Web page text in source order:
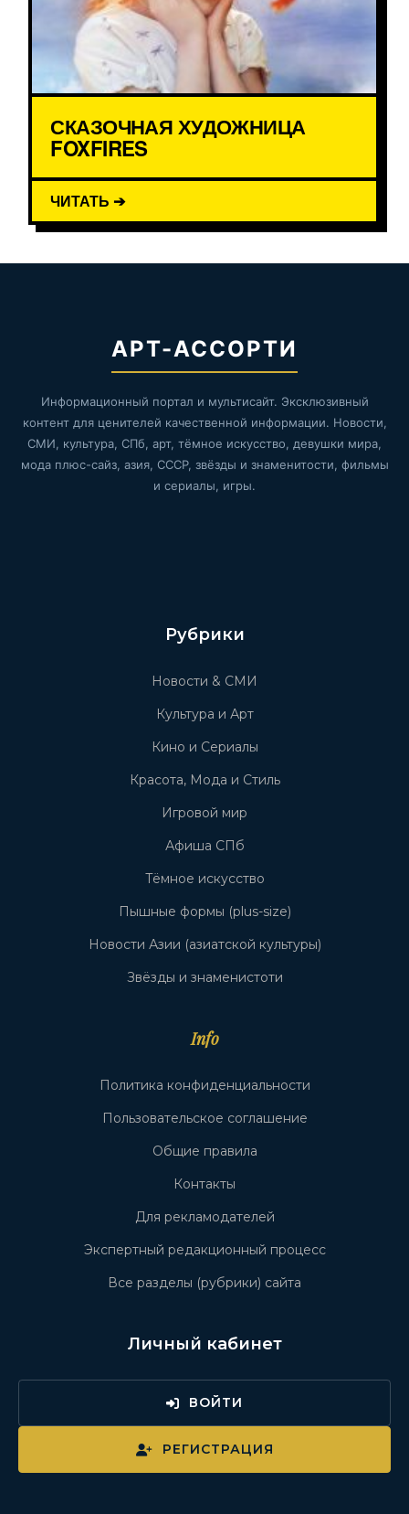
СКАЗОЧНАЯ ХУДОЖНИЦА
FOXFIRES
ЧИТАТЬ ➔
АРТ-АССОРТИ
Информационный портал и мультисайт. Эксклюзивный
контент для ценителей качественной информации. Новости,
СМИ, культура, СПб, арт, тёмное искусство, девушки мира,
мода плюс-сайз, азия, СССР, звёзды и знаменитости, фильмы
и сериалы, игры.
Рубрики
Новости & СМИ
Культура и Арт
Кино и Сериалы
Красота, Мода и Стиль
Игровой мир
Афиша СПб
Тёмное искусство
Пышные формы (plus-size)
Новости Азии (азиатской культуры)
Звёзды и знаменистоти
Info
Политика конфиденциальности
Пользовательское соглашение
Общие правила
Контакты
Для рекламодателей
Экспертный редакционный процесс
Все разделы (рубрики) сайта
Личный кабинет
ВОЙТИ
РЕГИСТРАЦИЯ